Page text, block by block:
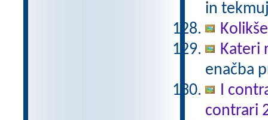
in
Kateri
enačba
I
contrari